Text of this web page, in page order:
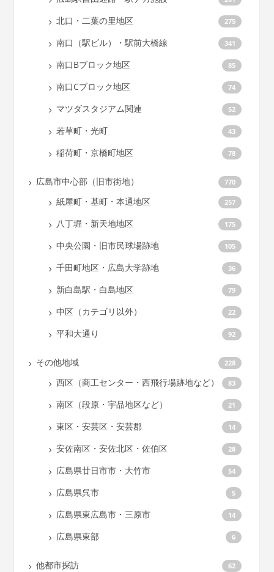
北口・二葉の里地区 275
南口（駅ビル）・駅前大橋線 341
南口Bブロック地区 85
南口Cブロック地区 74
マツダスタジアム関連 52
若草町・光町 43
稲荷町・京橋町地区 78
広島市中心部（旧市街地） 770
紙屋町・基町・本通地区 257
八丁堀・新天地地区 175
中央公園・旧市民球場跡地 105
千田町地区・広島大学跡地 36
新白島駅・白島地区 79
中区（カテゴリ以外） 22
平和大通り 92
その他地域 228
西区（商工センター・西飛行場跡地など） 83
南区（段原・宇品地区など） 21
東区・安芸区・安芸郡 14
安佐南区・安佐北区・佐伯区 28
広島県廿日市市・大竹市 54
広島県呉市 5
広島県東広島市・三原市 14
広島県東部 6
他都市探訪 62